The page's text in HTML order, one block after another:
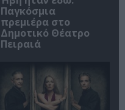
Παγκόσμια
πρεμιέρα στο
Δημοτικό Θέατρο
Πειραιά